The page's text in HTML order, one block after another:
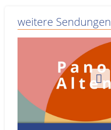
weitere Sendungen